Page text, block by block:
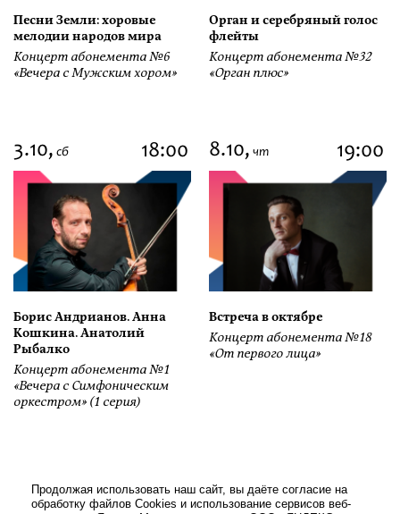
Песни Земли: хоровые
мелодии народов мира
Концерт абонемента №6
«Вечера с Мужским хором»
Орган и серебряный голос
флейты
Концерт абонемента №32
«Орган плюс»
3.10, сб 18:00
Борис Андрианов. Анна
Кошкина. Анатолий
Рыбалко
Концерт абонемента №1
«Вечера с Симфоническим
оркестром» (1 серия)
8.10, чт 19:00
Встреча в октябре
Концерт абонемента №18
«От первого лица»
Продолжая использовать наш сайт, вы даёте согласие на
обработку файлов Cookies и использование сервисов веб-